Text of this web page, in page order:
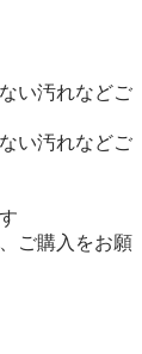
い汚れなどご
い汚れなどご
ご購入をお願